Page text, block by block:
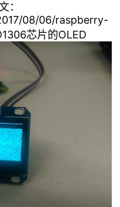
：
08/06/raspberry-
芯片的OLED